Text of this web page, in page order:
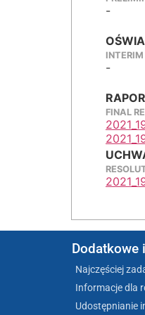
-
-
FINAL
Najczęściej
Informacje dla
Udostępnianie